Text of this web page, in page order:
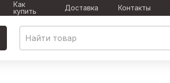
Как
купить
Доставка Контакты